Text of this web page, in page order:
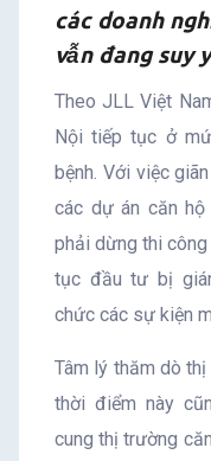
hồi
chậm
các doanh
vẫn đang suy
Theo JLL Việt
Nội tiếp tục ở
bệnh. Với việc
các dự án căn
phải dừng thi
tục đầu tư bị
chức các sự kiện
Tâm lý thăm dò
thời điểm này
cung thị trường